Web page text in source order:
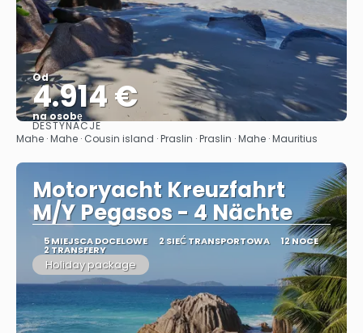
Od
4.914 €
na osobę
Zobacz
DESTYNACJE
Mahe · Mahe · Cousin island · Praslin · Praslin · Mahe · Mauritius
Motoryacht Kreuzfahrt
M/Y Pegasos - 4 Nächte
5 MIEJSCA DOCELOWE 2 SIEĆ TRANSPORTOWA 12 NOCE
2 TRANSFERY
Holiday package